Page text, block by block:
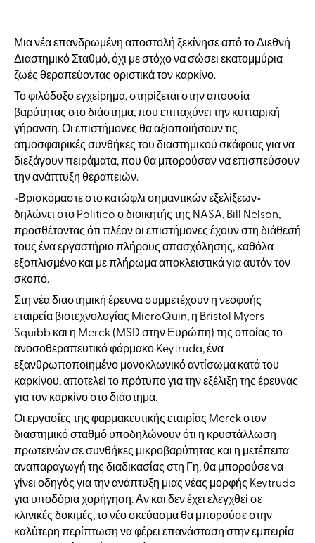
Μια νέα επανδρωμένη αποστολή ξεκίνησε από το Διεθνή
Διαστημικό Σταθμό, όχι με στόχο να σώσει εκατομμύρια
ζωές θεραπεύοντας οριστικά τον καρκίνο.
Το φιλόδοξο εγχείρημα, στηρίζεται στην απουσία
βαρύτητας στο διάστημα, που επιταχύνει την κυτταρική
γήρανση. Οι επιστήμονες θα αξιοποιήσουν τις
ατμοσφαιρικές συνθήκες του διαστημικού σκάφους για να
διεξάγουν πειράματα, που θα μπορούσαν να επισπεύσουν
την ανάπτυξη θεραπειών.
«Βρισκόμαστε στο κατώφλι σημαντικών εξελίξεων»
δηλώνει στο Politico ο διοικητής της NASA, Bill Nelson,
προσθέτοντας ότι πλέον οι επιστήμονες έχουν στη διάθεσή
τους ένα εργαστήριο πλήρους απασχόλησης, καθόλα
εξοπλισμένο και με πλήρωμα αποκλειστικά για αυτόν τον
σκοπό.
Στη νέα διαστημική έρευνα συμμετέχουν η νεοφυής
εταιρεία βιοτεχνολογίας MicroQuin, η Bristol Myers
Squibb και η Merck (MSD στην Ευρώπη) της οποίας το
ανοσοθεραπευτικό φάρμακο Keytruda, ένα
εξανθρωποποιημένο μονοκλωνικό αντίσωμα κατά του
καρκίνου, αποτελεί το πρότυπο για την εξέλιξη της έρευνας
για τον καρκίνο στο διάστημα.
Οι εργασίες της φαρμακευτικής εταιρίας Merck στον
διαστημικό σταθμό υποδηλώνουν ότι η κρυστάλλωση
πρωτεϊνών σε συνθήκες μικροβαρύτητας και η μετέπειτα
αναπαραγωγή της διαδικασίας στη Γη, θα μπορούσε να
γίνει οδηγός για την ανάπτυξη μιας νέας μορφής Keytruda
για υποδόρια χορήγηση. Αν και δεν έχει ελεγχθεί σε
κλινικές δοκιμές, το νέο σκεύασμα θα μπορούσε στην
καλύτερη περίπτωση να φέρει επανάσταση στην εμπειρία